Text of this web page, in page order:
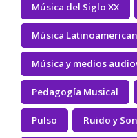
Música del Siglo XX
Música
Música y medios
Pedagogía Musical
Pulso Ruido y